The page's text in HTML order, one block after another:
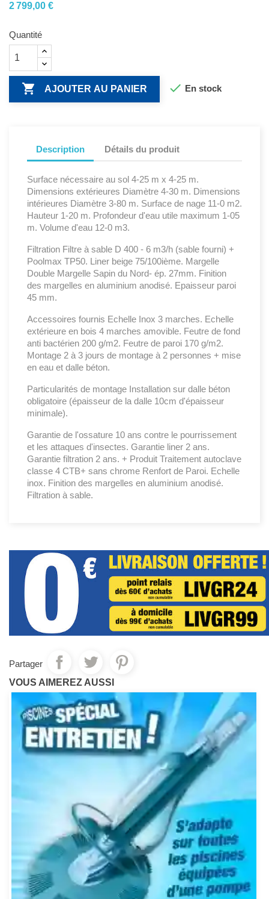
2 799,00 €
Quantité
 AJOUTER AU PANIER  En stock
Description Détails du produit
Surface nécessaire au sol 4-25 m x 4-25 m.
Dimensions extérieures Diamètre 4-30 m. Dimensions
intérieures Diamètre 3-80 m. Surface de nage 11-0 m2.
Hauteur 1-20 m. Profondeur d'eau utile maximum 1-05
m. Volume d'eau 12-0 m3.
Filtration Filtre à sable D 400 - 6 m3/h (sable fourni) +
Poolmax TP50. Liner beige 75/100ième. Margelle
Double Margelle Sapin du Nord- ép. 27mm. Finition
des margelles en aluminium anodisé. Epaisseur paroi
45 mm.
Accessoires fournis Echelle Inox 3 marches. Echelle
extérieure en bois 4 marches amovible. Feutre de fond
anti bactérien 200 g/m2. Feutre de paroi 170 g/m2.
Montage 2 à 3 jours de montage à 2 personnes + mise
en eau et dalle béton.
Particularités de montage Installation sur dalle béton
obligatoire (épaisseur de la dalle 10cm d'épaisseur
minimale).
Garantie de l'ossature 10 ans contre le pourrissement
et les attaques d'insectes. Garantie liner 2 ans.
Garantie filtration 2 ans. + Produit Traitement autoclave
classe 4 CTB+ sans chrome Renfort de Paroi. Echelle
inox. Finition des margelles en aluminium anodisé.
Filtration à sable.
Partager
VOUS AIMEREZ AUSSI